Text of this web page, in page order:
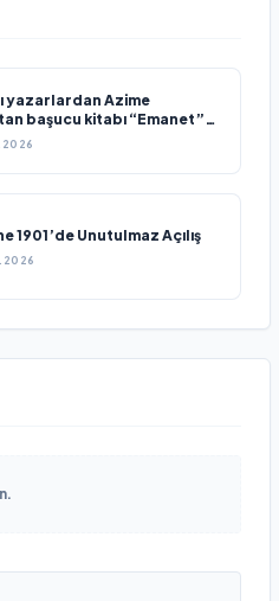
yazarlardan Azime
başucu kitabı “Emanet”
yerini aldı
1901’de Unutulmaz Açılış